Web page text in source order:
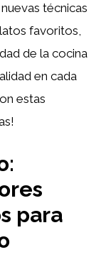
nuevas técnicas
favoritos,
de la cocina
en cada
estas
para